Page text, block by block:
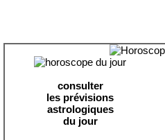
consulter
les prévisions
astrologiques
du jour